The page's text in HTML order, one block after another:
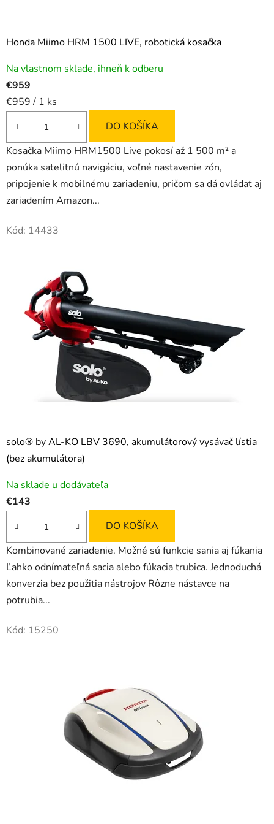
Honda Miimo HRM 1500 LIVE, robotická kosačka
Na vlastnom sklade, ihneň k odberu
€959
Jednotková
€959 / 1 ks
DO KOŠÍKA
Kosačka Miimo HRM1500 Live pokosí až 1 500 m² a
ponúka satelitnú navigáciu, voľné nastavenie zón,
pripojenie k mobilnému zariadeniu, pričom sa dá ovládať aj
zariadením Amazon...
Kód: 14433
solo® by AL-KO LBV 3690, akumulátorový vysávač lístia
(bez akumulátora)
Na sklade u dodávateľa
€143
DO KOŠÍKA
Kombinované zariadenie. Možné sú funkcie sania aj fúkania
Ľahko odnímateľná sacia alebo fúkacia trubica. Jednoduchá
konverzia bez použitia nástrojov Rôzne nástavce na
potrubia...
Kód: 15250